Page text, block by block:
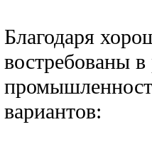
Благодаря
востребованы
вариантов: